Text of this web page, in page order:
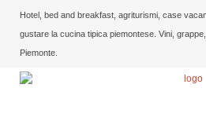
Hotel, bed and breakfast, agriturismi, case
gustare la cucina tipica piemontese. Vini,
Piemonte.